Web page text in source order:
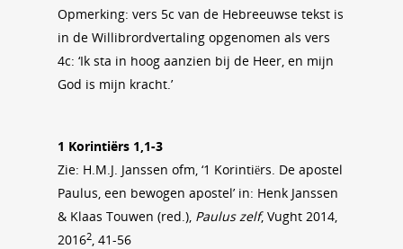
Opmerking: vers 5c van de Hebreeuwse tekst is
in de Willibrordvertaling opgenomen als vers
4c: ‘Ik sta in hoog aanzien bij de Heer, en mijn
God is mijn kracht.’
1 Korintiërs 1,1-3
Zie: H.M.J. Janssen ofm, ‘1 Korintiërs. De apostel
Paulus, een bewogen apostel’ in: Henk Janssen
& Klaas Touwen (red.), Paulus zelf, Vught 2014,
20162, 41-56